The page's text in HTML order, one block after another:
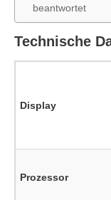
beantwortet
Technische
Display
Prozessor